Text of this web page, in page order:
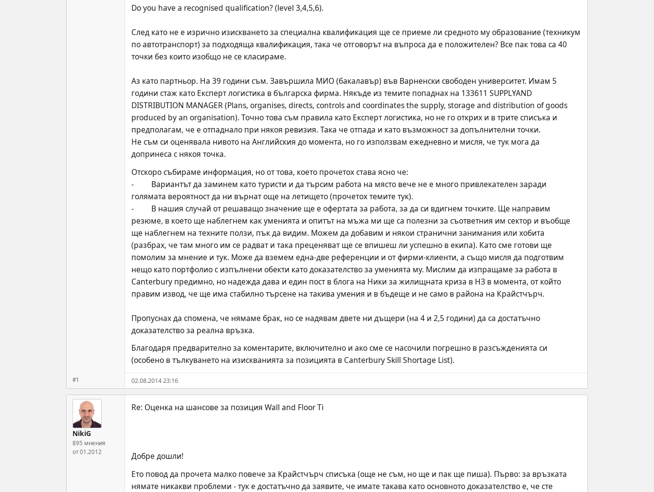
#1
Do you have a recognised qualification? (level 3,4,5,6).
След като не е изрично изискването за специална квалификация ще се приеме ли средното му образование (техникум
по автотранспорт) за подходяща квалификация, така че отговорът на въпроса да е положителен? Все пак това са 40
точки без които изобщо не се класираме.
Аз като партньор. На 39 години съм. Завършила МИО (бакалавър) във Варненски свободен университет. Имам 5
години стаж като Експерт логистика в българска фирма. Някъде из темите попаднах на 133611 SUPPLYAND
DISTRIBUTION MANAGER (Plans, organises, directs, controls and coordinates the supply, storage and distribution of goods
produced by an organisation). Точно това съм правила като Експерт логистика, но не го открих и в трите списъка и
предполагам, че е отпаднало при някоя ревизия. Така че отпада и като възможност за допълнителни точки.
Не съм си оценявала нивото на Английския до момента, но го използвам ежедневно и мисля, че тук мога да
допринеса с някоя точка.
Отскоро събираме информация, но от това, което прочетох става ясно че:
-         Вариантът да заминем като туристи и да търсим работа на място вече не е много привлекателен заради
голямата вероятност да ни върнат още на летището (прочетох темите тук).
-         В нашия случай от решаващо значение ще е офертата за работа, за да си вдигнем точките. Ще направим
резюме, в което ще наблегнем как уменията и опитът на мъжа ми ще са полезни за съответния им сектор и въобще
ще наблегнем на техните ползи, пък да видим. Можем да добавим и някои странични занимания или хобита
(разбрах, че там много им се радват и така преценяват ще се впишеш ли успешно в екипа). Като сме готови ще
помолим за мнение и тук. Може да вземем една-две референции и от фирми-клиенти, а също мисля да подготвим
нещо като портфолио с изпълнени обекти като доказателство за уменията му. Мислим да изпращаме за работа в
Canterbury предимно, но надежда дава и един пост в блога на Ники за жилищната криза в НЗ в момента, от който
правим извод, че ще има стабилно търсене на такива умения и в бъдеще и не само в района на Крайстчърч.
Пропуснах да спомена, че нямаме брак, но се надявам двете ни дъщери (на 4 и 2,5 години) да са достатъчно
доказателство за реална връзка.
Благодаря предварително за коментарите, включително и ако сме се насочили погрешно в разсъжденията си
(особено в тълкуването на изискванията за позицията в Canterbury Skill Shortage List).
02.08.2014 23:16
NikiG
895 мнения
от 01.2012
Добре дошли!
Ето повод да прочета малко повече за Крайстчърч списъка (още не съм, но ще и пак ще пиша). Първо: за връзката
нямате никакви проблеми - тук е достатъчно да заявите, че имате такава като основното доказателство е, че сте